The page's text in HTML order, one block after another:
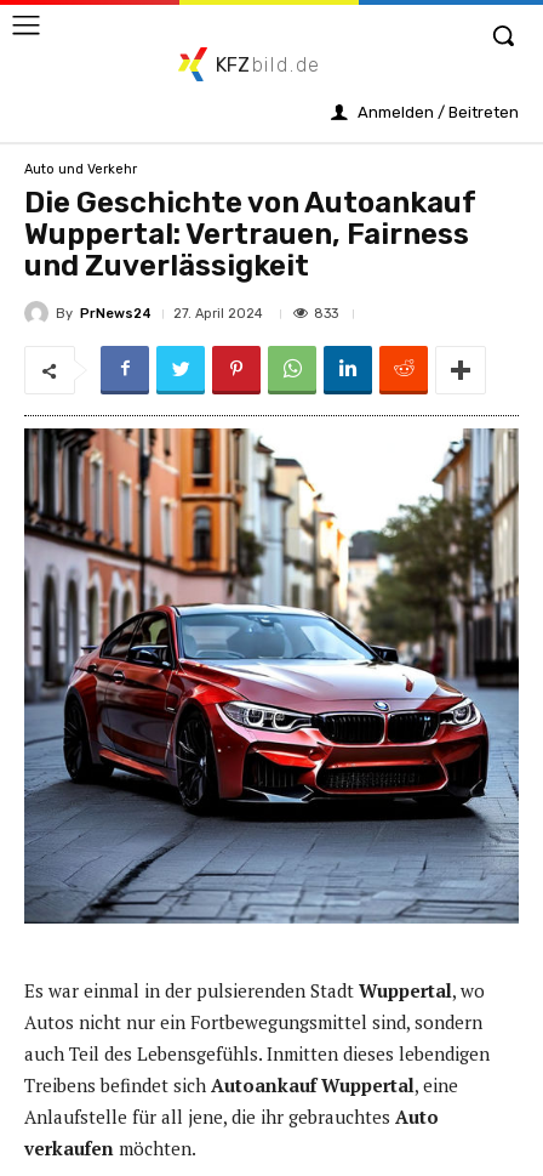
KFZ bild.de
Anmelden / Beitreten
Auto und Verkehr
Die Geschichte von Autoankauf
Wuppertal: Vertrauen, Fairness
und Zuverlässigkeit
By PrNews24 27. April 2024 833
Es war einmal in der pulsierenden Stadt Wuppertal, wo
Autos nicht nur ein Fortbewegungsmittel sind, sondern
auch Teil des Lebensgefühls. Inmitten dieses lebendigen
Treibens befindet sich Autoankauf Wuppertal, eine
Anlaufstelle für all jene, die ihr gebrauchtes Auto
verkaufen möchten.